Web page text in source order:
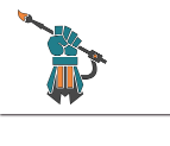
Se rendre au contenu